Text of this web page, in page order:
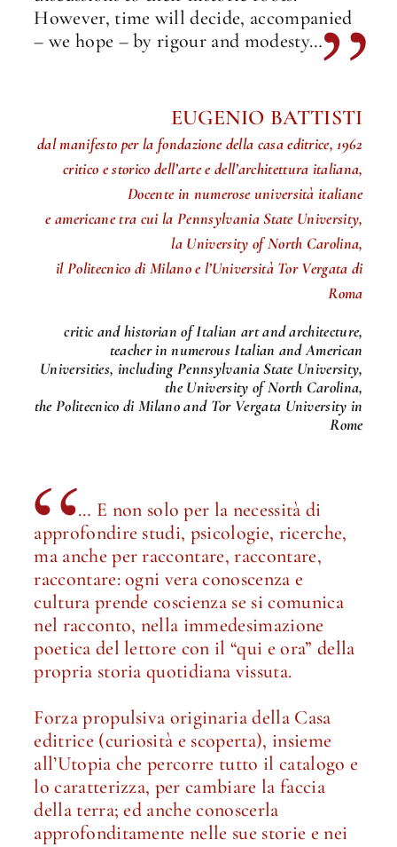
However, time will decide, accompanied
– we hope – by rigour and modesty…
EUGENIO BATTISTI
dal manifesto per la fondazione della casa editrice, 1962
critico e storico dell’arte e dell’architettura italiana,
Docente in numerose università italiane
e americane tra cui la Pennsylvania State University,
la University of North Carolina,
il Politecnico di Milano e l’Università Tor Vergata di
Roma
critic and historian of Italian art and architecture,
teacher in numerous Italian and American
Universities, including Pennsylvania State University,
the University of North Carolina,
the Politecnico di Milano and Tor Vergata University in
Rome
… E non solo per la necessità di
approfondire studi, psicologie, ricerche,
ma anche per raccontare, raccontare,
raccontare: ogni vera conoscenza e
cultura prende coscienza se si comunica
nel racconto, nella immedesimazione
poetica del lettore con il “qui e ora” della
propria storia quotidiana vissuta.
Forza propulsiva originaria della Casa
editrice (curiosità e scoperta), insieme
all’Utopia che percorre tutto il catalogo e
lo caratterizza, per cambiare la faccia
della terra; ed anche conoscerla
approfonditamente nelle sue storie e nei